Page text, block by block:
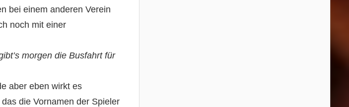
bei einem anderen Verein
noch mit einer
morgen die Busfahrt für
aber eben wirkt es
die Vornamen der Spieler